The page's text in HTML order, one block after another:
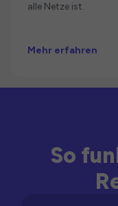
alle Netze ist.
Mehr erfahren
So